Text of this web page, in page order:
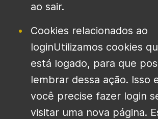
ao sair.
Cookies relacionados ao
loginUtilizamos cookies
está logado, para que
lembrar dessa ação. Isso
você precise fazer login
visitar uma nova página.